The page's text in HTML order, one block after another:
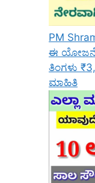
PM
ಈ
ತಿಂಗಳು
ಮಾಹಿತಿ